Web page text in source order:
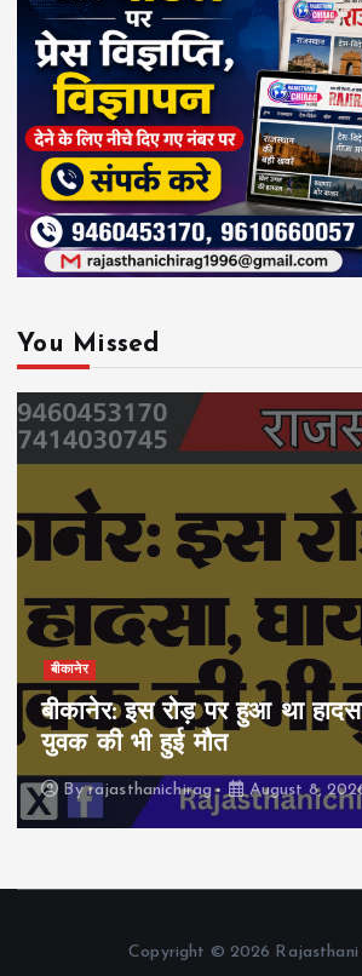
You Missed
बीकानेर
बीकानेर: इस रोड़ पर हुआ था
युवक की भी हुई मौत
Byrajasthanichirag August 8,
Copyright © 2026 Rajasthani